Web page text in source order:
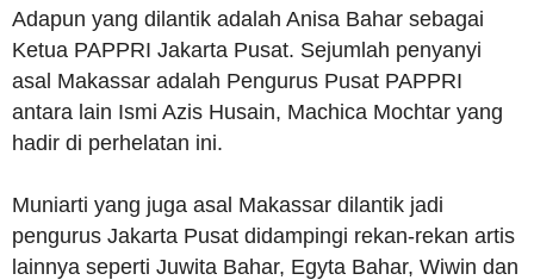
Adapun yang dilantik adalah Anisa Bahar sebagai
Ketua PAPPRI Jakarta Pusat. Sejumlah penyanyi
asal Makassar adalah Pengurus Pusat PAPPRI
antara lain Ismi Azis Husain, Machica Mochtar yang
hadir di perhelatan ini.
Muniarti yang juga asal Makassar dilantik jadi
pengurus Jakarta Pusat didampingi rekan-rekan artis
lainnya seperti Juwita Bahar, Egyta Bahar, Wiwin dan